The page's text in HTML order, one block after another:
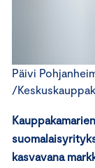
Päivi
/
kasvavana